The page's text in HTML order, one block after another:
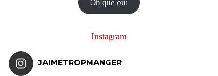
Oh que oui
Instagram
JAIMETROPMANGER